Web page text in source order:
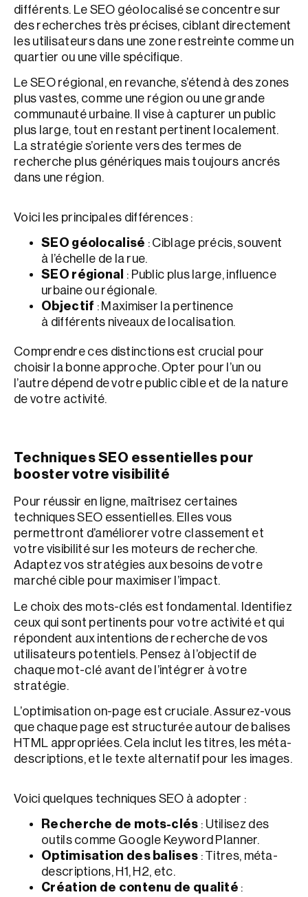
différents. Le SEO géolocalisé se concentre sur
des recherches très précises, ciblant directement
les utilisateurs dans une zone restreinte comme un
quartier ou une ville spécifique.
Le SEO régional, en revanche, s’étend à des zones
plus vastes, comme une région ou une grande
communauté urbaine. Il vise à capturer un public
plus large, tout en restant pertinent localement.
La stratégie s’oriente vers des termes de
recherche plus génériques mais toujours ancrés
dans une région.
Voici les principales différences :
SEO géolocalisé : Ciblage précis, souvent
à l’échelle de la rue.
SEO régional
: Public plus large, influence
urbaine ou régionale.
Objectif : Maximiser la pertinence
à différents niveaux de localisation.
Comprendre ces distinctions est crucial pour
choisir la bonne approche. Opter pour l’un ou
l’autre dépend de votre public cible et de la nature
de votre activité.
Techniques SEO essentielles pour
booster votre visibilité
Pour réussir en ligne, maîtrisez certaines
techniques SEO essentielles. Elles vous
permettront d’améliorer votre classement et
votre visibilité sur les moteurs de recherche.
Adaptez vos stratégies aux besoins de votre
marché cible pour maximiser l’impact.
Le choix des mots-clés est fondamental. Identifiez
ceux qui sont pertinents pour votre activité et qui
répondent aux intentions de recherche de vos
utilisateurs potentiels. Pensez à l’objectif de
chaque mot-clé avant de l’intégrer à votre
stratégie.
L’optimisation on-page est cruciale. Assurez-vous
que chaque page est structurée autour de balises
HTML appropriées. Cela inclut les titres, les méta-
descriptions, et le texte alternatif pour les images.
Voici quelques techniques SEO à adopter :
Recherche de mots-clés : Utilisez des
outils comme Google Keyword Planner.
Optimisation des balises : Titres, méta-
descriptions, H1, H2, etc.
Création de contenu de qualité :